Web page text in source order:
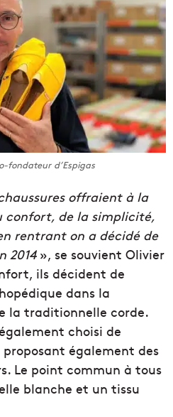
fondateur d’Espigas
offraient à la
confort, de la simplicité,
rentrant on a décidé de
2014», se souvient Olivier
ils décident de
dans la
la traditionnelle corde.
choisi de
également des
Le point commun à tous
blanche et un tissu